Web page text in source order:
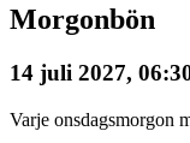
Morgonbön
14 juli 2027,
Varje onsdagsmorgon